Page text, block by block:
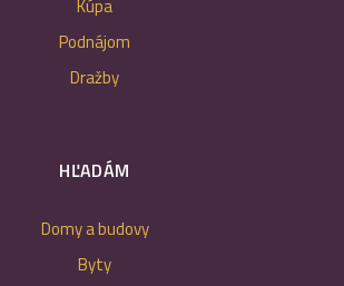
Kúpa
Podnájom
Dražby
HĽADÁM
Domy a budovy
Byty